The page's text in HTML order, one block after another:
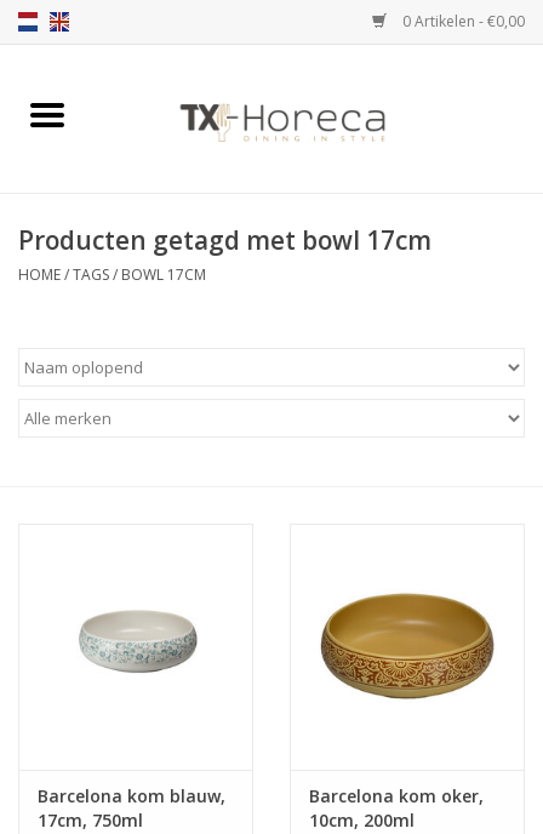
0 Artikelen - €0,00
Home
Catalogi
Producten getagd met bowl 17cm
HOME/TAGS/ BOWL 17CM
Barcelona kom blauw,
17cm, 750ml
Barcelona kom oker,
10cm, 200ml